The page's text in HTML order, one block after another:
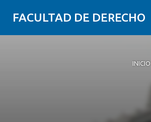
FACULTAD DE DERECHO
INICIO